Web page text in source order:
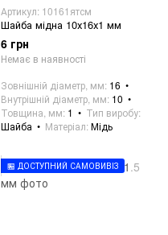
Артикул: 10161ятсм
Шайба мідна 10х16х1 мм
6 грн
Немає в наявності
Зовнішній діаметр, мм 16
Внутрішній діаметр, мм 10
Товщина, мм 1
Тип виробу
Шайба
Матеріал Мідь
🏪 ДОСТУПНИЙ САМОВИВІЗ